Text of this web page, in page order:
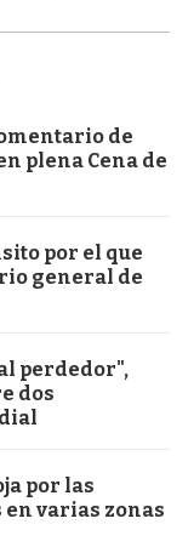
de
plena Cena de
por el que
general de
perdedor",
dos
por las
varias zonas